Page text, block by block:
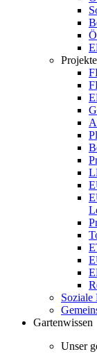
Projekte
Soziale
Gartenwissen
Unser